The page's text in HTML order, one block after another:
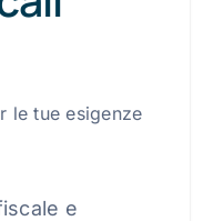
le tue esigenze
e